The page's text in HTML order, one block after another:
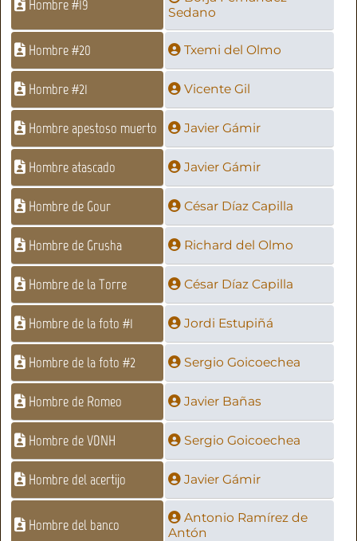
Hombre #19
Sedano
Hombre #20 Txemi del Olmo
Hombre #21 Vicente Gil
Hombre apestoso muerto Javier Gámir
Hombre atascado Javier Gámir
Hombre de Gour César Díaz Capilla
Hombre de Grusha Richard del Olmo
Hombre de la Torre César Díaz Capilla
Hombre de la foto #1 Jordi Estupiñá
Hombre de la foto #2 Sergio Goicoechea
Hombre de Romeo Javier Bañas
Hombre de VDNH Sergio Goicoechea
Hombre del acertijo Javier Gámir
Hombre del banco
Antonio Ramírez de
Antón